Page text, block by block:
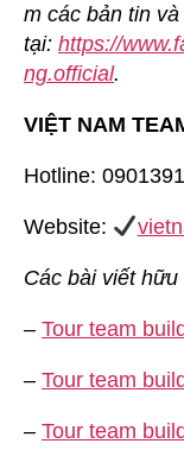
m các bản tin
tại: https://
ng.official.
VIỆT NAM
Hotline:
Website:
Các bài viết
– Tour team
– Tour team
– Tour team